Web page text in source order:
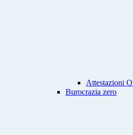
Attestazioni
Burocrazia zero